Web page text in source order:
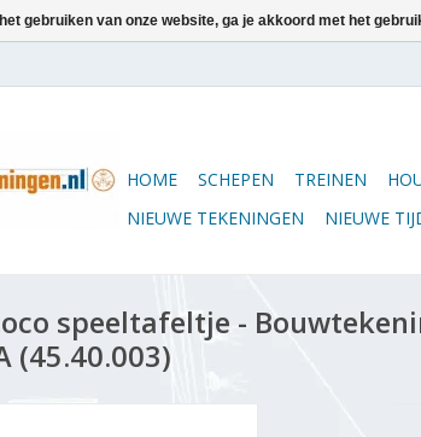
HOME SCHEPEN TREINEN
NIEUWE TEKENINGEN
NIEUWE
speeltafeltje -
(45.40.003)
gebruiken van onze website, ga je akkoord met het